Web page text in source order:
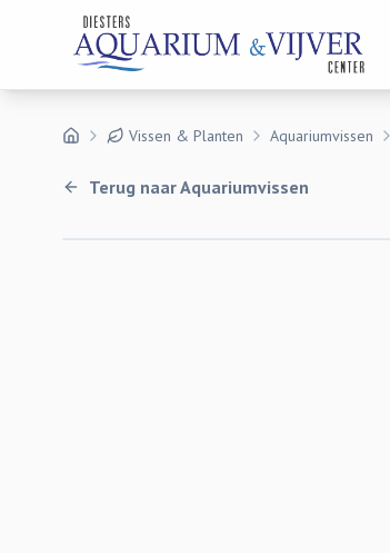
Vissen & Planten Aquariumvissen
Terug naarAquariumvissen